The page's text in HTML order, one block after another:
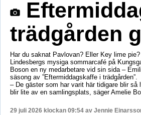
trädgården
Har du saknat Pavlovan? Eller Key lime
Lindesbergs mysiga sommarcafé på
Boson en ny medarbetare vid sin sida –
säsong av ”Eftermiddagskaffe i trädgården”.
– De gäster som har varit här tidigare blir
blir lite av en samlingsplats, säger Amelie
29 juli 2026 klockan 09:54 av Jennie